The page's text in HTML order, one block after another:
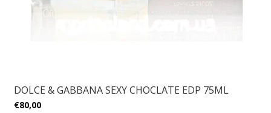
DOLCE & GABBANA SEXY CHOCLATE EDP 75ML
€80,00